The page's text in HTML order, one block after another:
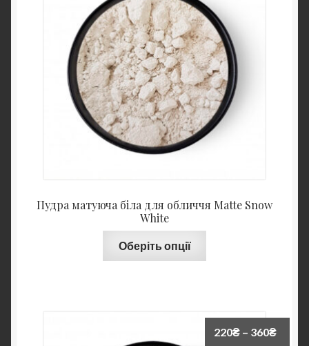
Пудра матуюча біла для обличчя Matte Snow
White
Оберіть опції
220₴ – 360₴